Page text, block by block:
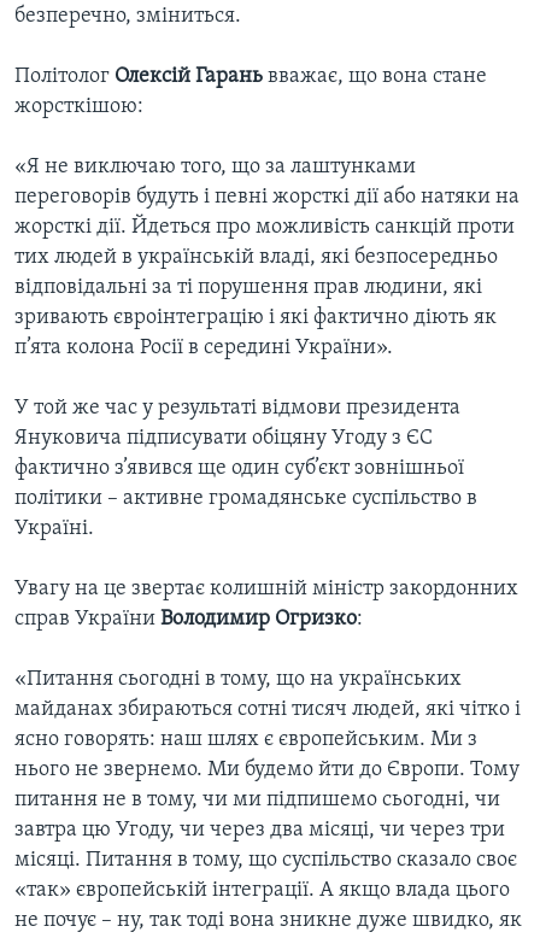
безперечно, зміниться.
Політолог Олексій Гарань вважає, що вона стане
жорсткішою:
«Я не виключаю того, що за лаштунками
переговорів будуть і певні жорсткі дії або натяки на
жорсткі дії. Йдеться про можливість санкцій проти
тих людей в українській владі, які безпосередньо
відповідальні за ті порушення прав людини, які
зривають євроінтеграцію і які фактично діють як
п’ята колона Росії в середині України».
У той же час у результаті відмови президента
Януковича підписувати обіцяну Угоду з ЄС
фактично з’явився ще один суб’єкт зовнішньої
політики – активне громадянське суспільство в
Україні.
Увагу на це звертає колишній міністр закордонних
справ України Володимир Огризко:
«Питання сьогодні в тому, що на українських
майданах збираються сотні тисяч людей, які чітко і
ясно говорять: наш шлях є європейським. Ми з
нього не звернемо. Ми будемо йти до Європи. Тому
питання не в тому, чи ми підпишемо сьогодні, чи
завтра цю Угоду, чи через два місяці, чи через три
місяці. Питання в тому, що суспільство сказало своє
«так» європейській інтеграції. А якщо влада цього
не почує – ну, так тоді вона зникне дуже швидко, як